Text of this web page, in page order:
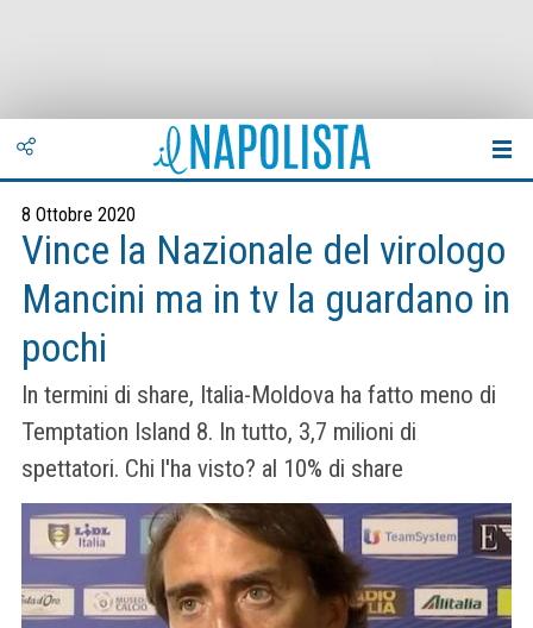
8 Ottobre 2020
Vince la Nazionale del virologo
Mancini ma in tv la guardano in
pochi
In termini di share, Italia-Moldova ha fatto meno di
Temptation Island 8. In tutto, 3,7 milioni di
spettatori. Chi l'ha visto? al 10% di share